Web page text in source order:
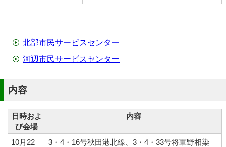
北部市民サービスセンター
河辺市民サービスセンター
内容
日時およ
び会場
内容
10月22
3・4・16号秋田港北線、3・4・33号将軍野相染